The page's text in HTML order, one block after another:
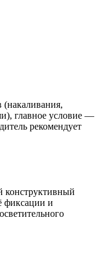
главное условие —
рекомендует
конструктивный
фиксации и